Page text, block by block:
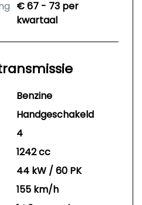
€ 67 - 73 per
kwartaal
Benzine
Handgeschakeld
4
1242 cc
44 kW / 60 PK
155 km/h